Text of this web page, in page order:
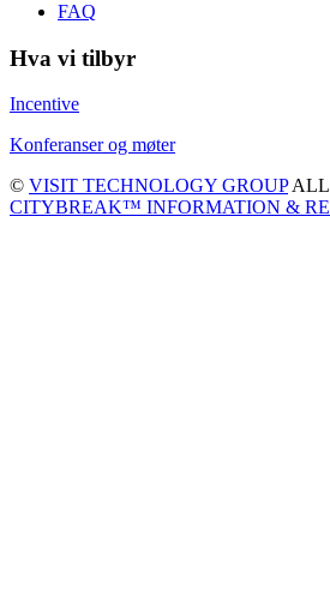
FAQ
Hva vi tilbyr
Incentive
Konferanser og møter
© VISIT TECHNOLOGY GROUPALL
CITYBREAK™ INFORMATION &